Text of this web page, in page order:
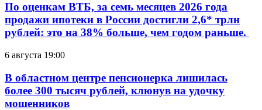
По оценкам ВТБ, за семь месяцев 2026 года
продажи ипотеки в России достигли 2,6* трлн
рублей: это на 38% больше, чем годом раньше.
6 августа 19:00
В областном центре пенсионерка лишилась
более 300 тысяч рублей, клюнув на удочку
мошенников